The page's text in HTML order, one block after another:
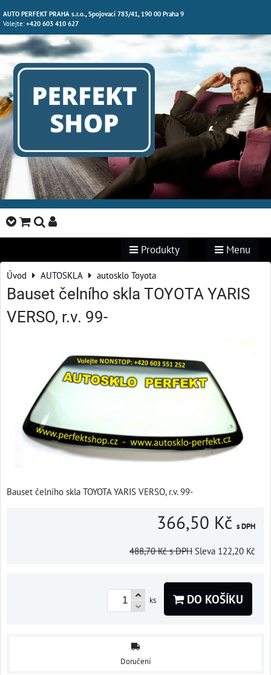
AUTO PERFEKT PRAHA s.r.o., Spojovací 783/41, 190 00 Praha 9
Volejte:+420 603 410 627
Produkty Menu
Úvod AUTOSKLA autosklo Toyota
Bauset čelního skla TOYOTA YARIS
VERSO, r.v. 99-
Bauset čelního skla TOYOTA YARIS VERSO, r.v. 99-
366,50 Kč s DPH
488,70 Kč s DPH Sleva 122,20 Kč
ks DO KOŠÍKU
Doručení